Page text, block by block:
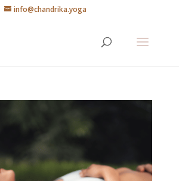
info@chandrika.yoga